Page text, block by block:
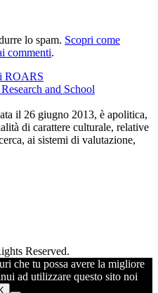
lo spam. Scopri come
commenti.
il 26 giugno 2013, è apolitica,
di carattere culturale, relative
ai sistemi di valutazione,
Reserved.
che tu possa avere la migliore
ad utilizzare questo sito noi